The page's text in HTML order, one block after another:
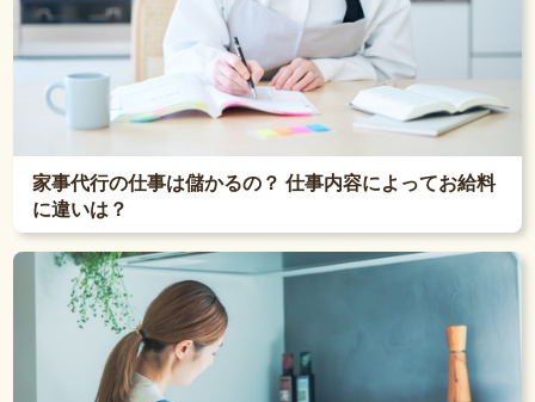
家事代行の仕事は儲かるの？ 仕事内容によってお給料
に違いは？